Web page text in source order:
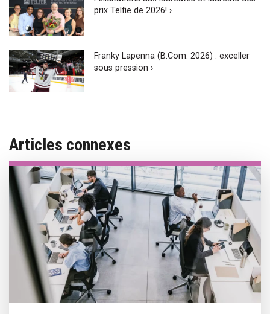
prix Telfie de 2026! ›
Franky Lapenna (B.Com. 2026) : exceller
sous pression ›
Articles connexes